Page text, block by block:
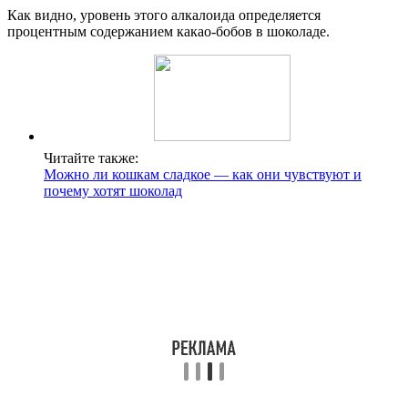
Как видно, уровень этого алкалоида определяется
процентным содержанием какао-бобов в шоколаде.
Читайте также:
Можно ли кошкам сладкое — как они чувствуют и
почему хотят шоколад